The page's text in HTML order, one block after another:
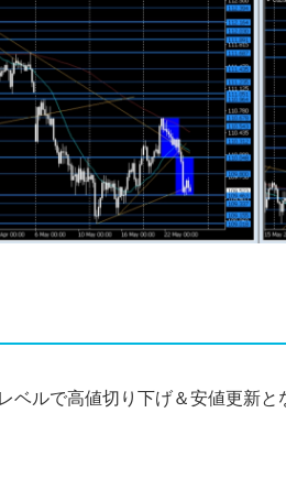
ベルで高値切り下げ＆安値更新